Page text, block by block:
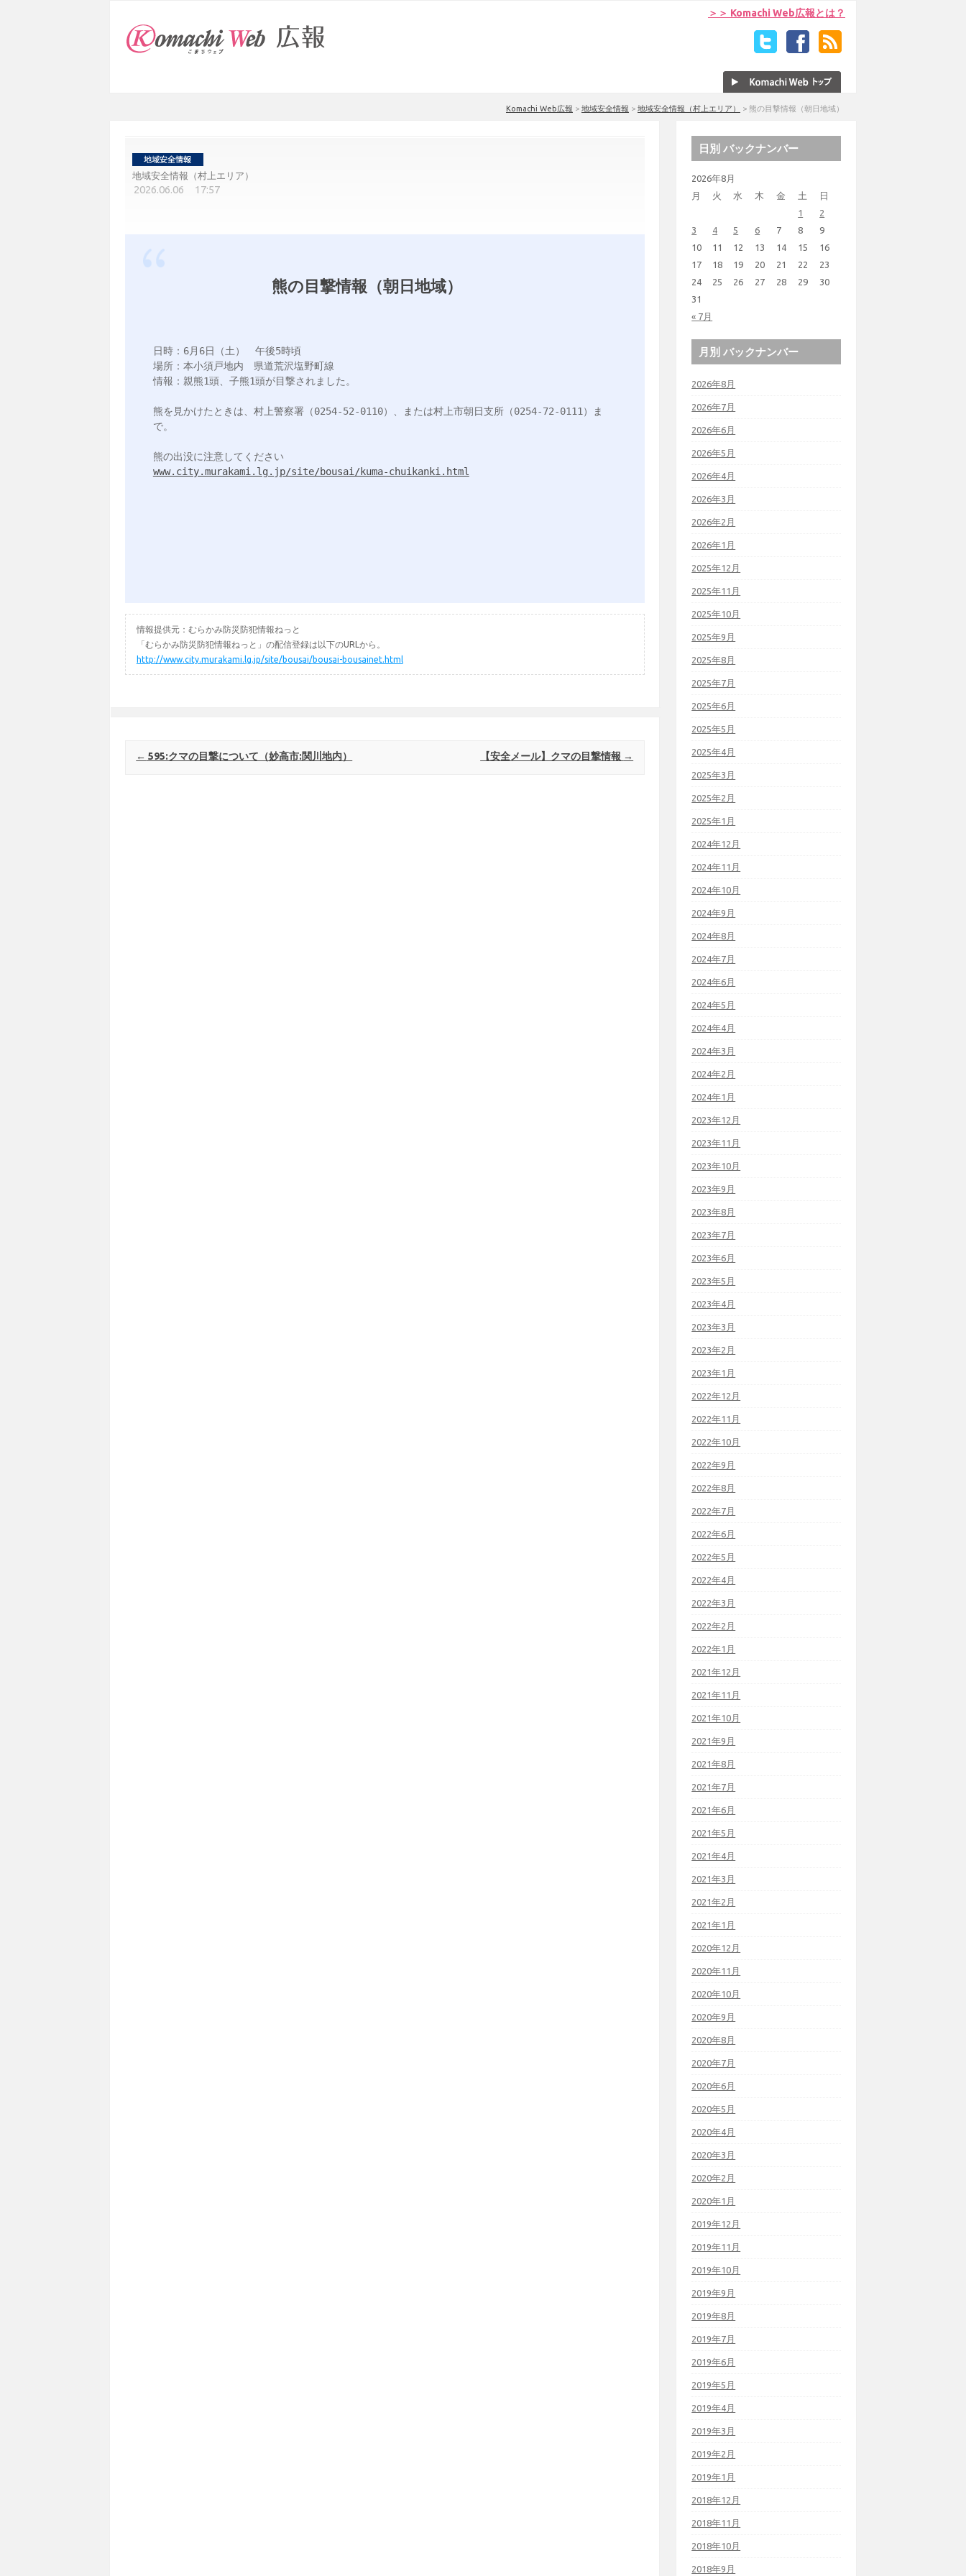
＞＞ Komachi Web広報とは？
Komachi Web広報 > 地域安全情報 > 地域安全情報（村上エリア） > 熊の目撃情報（朝日地域）
地域安全情報（村上エリア）
2026.06.06 17:57
熊の目撃情報（朝日地域）
日時：6月6日（土）　午後5時頃
場所：本小須戸地内　県道荒沢塩野町線
情報：親熊1頭、子熊1頭が目撃されました。
熊を見かけたときは、村上警察署（0254-52-0110）、または村上市朝日支所（0254-72-0111）ま
で。
www.city.murakami.lg.jp/site/bousai/kuma-chuikanki.html
情報提供元：むらかみ防災防犯情報ねっと
「むらかみ防災防犯情報ねっと」の配信登録は以下のURLから。
http://www.city.murakami.lg.jp/site/bousai/bousai-bousainet.html
Post navigation
← 595:クマの目撃について（妙高市:関川地内） 【安全メール】クマの目撃情報 →
日別 バックナンバー
2026年8月
月
火 水 木 金 土 日
« 7月
1
2
3
4 5 6 7 8
9
10
11 12 13 14 15
16
17
18 19 20 21 22
23
24
25 26 27 28 29
30
31
月別 バックナンバー
2026年8月
2026年7月
2026年6月
2026年5月
2026年4月
2026年3月
2026年2月
2026年1月
2025年12月
2025年11月
2025年10月
2025年9月
2025年8月
2025年7月
2025年6月
2025年5月
2025年4月
2025年3月
2025年2月
2025年1月
2024年12月
2024年11月
2024年10月
2024年9月
2024年8月
2024年7月
2024年6月
2024年5月
2024年4月
2024年3月
2024年2月
2024年1月
2023年12月
2023年11月
2023年10月
2023年9月
2023年8月
2023年7月
2023年6月
2023年5月
2023年4月
2023年3月
2023年2月
2023年1月
2022年12月
2022年11月
2022年10月
2022年9月
2022年8月
2022年7月
2022年6月
2022年5月
2022年4月
2022年3月
2022年2月
2022年1月
2021年12月
2021年11月
2021年10月
2021年9月
2021年8月
2021年7月
2021年6月
2021年5月
2021年4月
2021年3月
2021年2月
2021年1月
2020年12月
2020年11月
2020年10月
2020年9月
2020年8月
2020年7月
2020年6月
2020年5月
2020年4月
2020年3月
2020年2月
2020年1月
2019年12月
2019年11月
2019年10月
2019年9月
2019年8月
2019年7月
2019年6月
2019年5月
2019年4月
2019年3月
2019年2月
2019年1月
2018年12月
2018年11月
2018年10月
2018年9月